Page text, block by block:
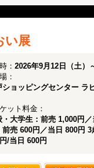
い展
： 2026年9月12日（土）
：
ショッピングセンター ラ
ット料金：
・大学生：前売 1,000円
前売 600円／当日 800円
/当日 600円